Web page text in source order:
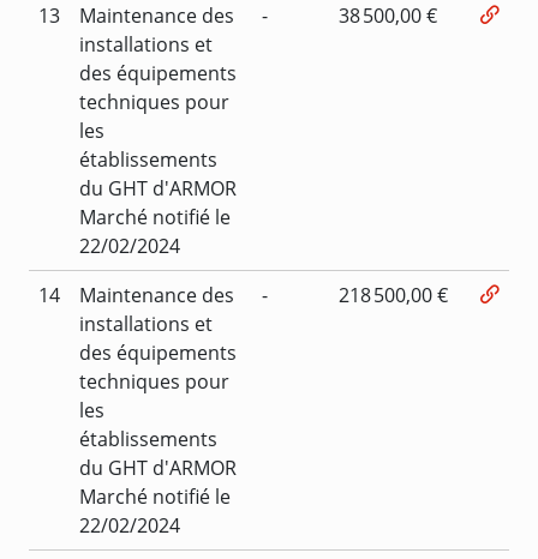
13
Maintenance des
installations et
des équipements
techniques pour
les
établissements
du GHT d'ARMOR
Marché notifié le
22/02/2024
- 38 500,00 €
14
Maintenance des
installations et
des équipements
techniques pour
les
établissements
du GHT d'ARMOR
Marché notifié le
22/02/2024
- 218 500,00 €